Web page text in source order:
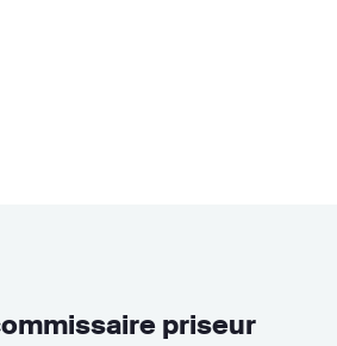
priseur